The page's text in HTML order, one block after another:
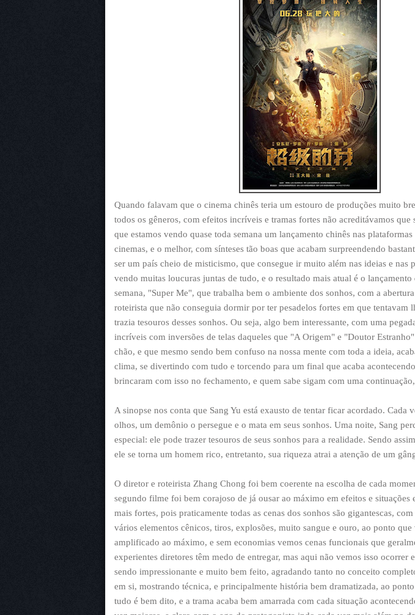
Quando falavam que o cinema chinês teria um estouro de produções muito
todos os gêneros, com efeitos incríveis e tramas fortes não acreditávamos que
que estamos vendo quase toda semana um lançamento chinês nas
cinemas, e o melhor, com sínteses tão boas que acabam surpreendendo
ser um país cheio de misticismo, que consegue ir muito além nas ideias e nas
vendo muitas loucuras juntas de tudo, e o resultado mais atual é o lançamento
semana, "Super Me", que trabalha bem o ambiente dos sonhos, com a
roteirista que não conseguia dormir por ter pesadelos fortes em que tentavam
trazia tesouros desses sonhos. Ou seja, algo bem interessante, com uma
incríveis com inversões de telas daqueles que "A Origem" e "Doutor
chão, e que mesmo sendo bem confuso na nossa mente com toda a ideia,
clima, se divertindo com tudo e torcendo para um final que acaba
brincaram com isso no fechamento, e quem sabe sigam com uma
A sinopse nos conta que Sang Yu está exausto de tentar ficar acordado. Cada
olhos, um demônio o persegue e o mata em seus sonhos. Uma noite, Sang
especial: ele pode trazer tesouros de seus sonhos para a realidade. Sendo
ele se torna um homem rico, entretanto, sua riqueza atrai a atenção de um
O diretor e roteirista Zhang Chong foi bem coerente na escolha de cada
segundo filme foi bem corajoso de já ousar ao máximo em efeitos e situações
mais fortes, pois praticamente todas as cenas dos sonhos são gigantescas,
vários elementos cênicos, tiros, explosões, muito sangue e ouro, ao ponto que
amplificado ao máximo, e sem economias vemos cenas funcionais que
experientes diretores têm medo de entregar, mas aqui não vemos isso ocorrer
sendo impressionante e muito bem feito, agradando tanto no conceito
em si, mostrando técnica, e principalmente história bem dramatizada, ao
tudo é bem dito, e a trama acaba bem amarrada com cada situação